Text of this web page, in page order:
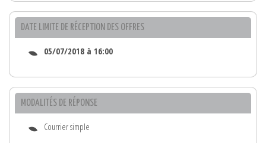
DATE LIMITE DE RÉCEPTION DES OFFRES
05/07/2018 à 16:00
MODALITÉS DE RÉPONSE
Courrier simple